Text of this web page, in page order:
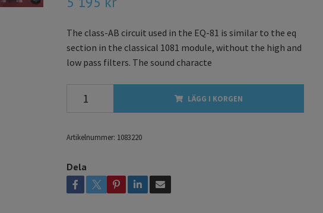
The class-AB circuit used in the EQ-81 is similar to the eq
section in the classical 1081 module, without the high and
low pass filters. The sound characte
LÄGG I KORGEN
Artikelnummer: 1083220
Dela